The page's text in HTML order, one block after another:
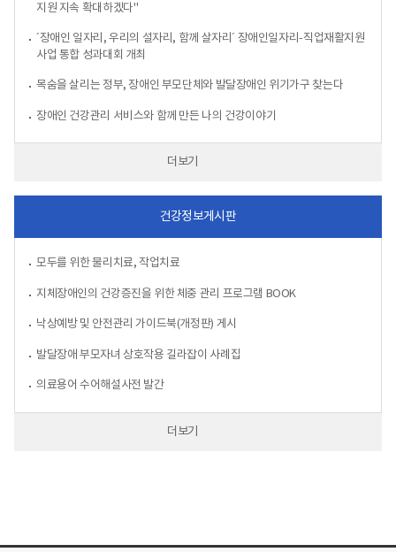
지원 지속 확대하겠다"
´장애인 일자리, 우리의 설자리, 함께 살자리´ 장애인일자리-직업재활지원
사업 통합 성과대회 개최
목숨을 살리는 정부, 장애인 부모단체와 발달장애인 위기가구 찾는다
장애인 건강관리 서비스와 함께 만든 나의 건강이야기
더보기
건강정보게시판
모두를 위한 물리치료, 작업치료
지체장애인의 건강증진을 위한 체중 관리 프로그램 BOOK
낙상예방 및 안전관리 가이드북(개정판) 게시
발달장애 부모자녀 상호작용 길라잡이 사례집
의료용어 수어해설사전 발간
더보기